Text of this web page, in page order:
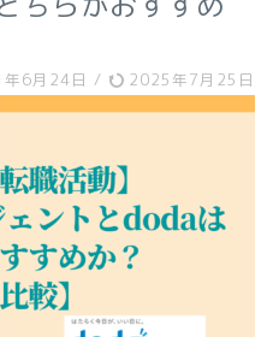
6月24日 / 2025年7月25日